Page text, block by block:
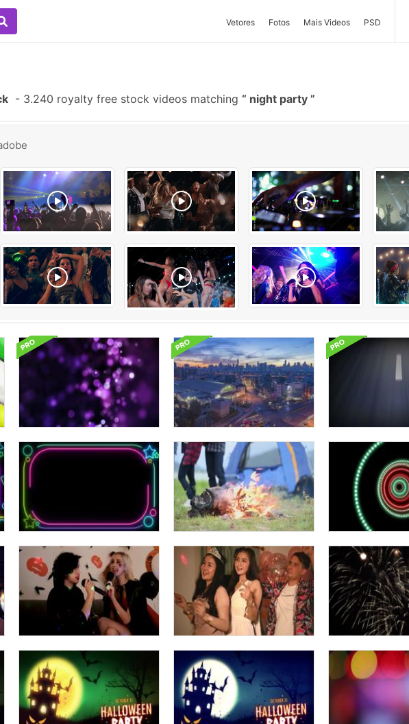
Vetores Fotos Mais Videos PSD
- 3.240 royalty free stock videos matching night party